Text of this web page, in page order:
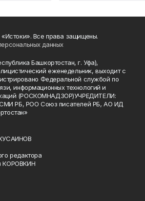
Все права защищены.
данных
Башкортостан, г. Уфа),
еженедельник, выходит с
Федеральной службой по
информационных технологий и
(РОСКОМНАДЗОР)УЧРЕДИТЕЛИ:
СМИ РБ, РОО Союз писателей РБ, АО ИД
редактора
КОРОВКИН